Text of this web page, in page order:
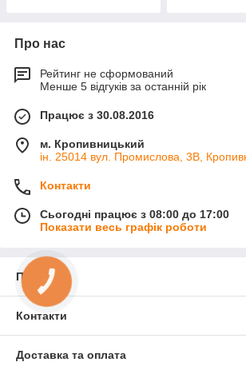
Про нас
Рейтинг не сформований
Менше 5 відгуків за останній рік
Працює з 30.08.2016
м. Кропивницький
ін. 25014 вул. Промислова, 3В,
Контакти
Сьогодні працює з 08:00 до 17:00
Показати весь графік роботи
Про нас
Контакти
Доставка та оплата
КНОПКА
ЗВ'ЯЗКУ